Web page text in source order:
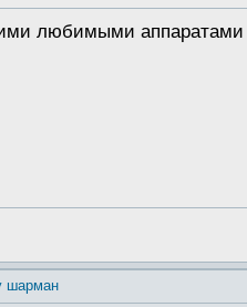
любимыми аппаратами
шарман